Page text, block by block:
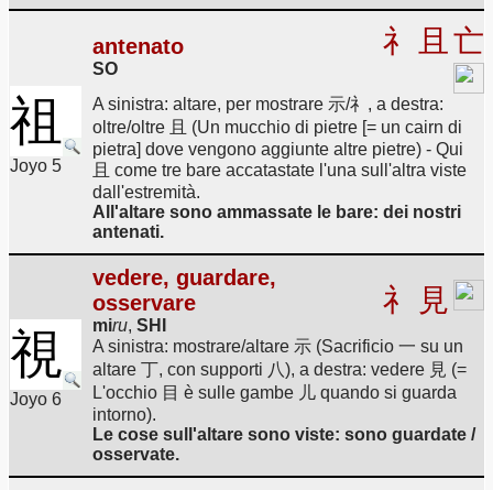
祖
Joyo 5
antenato
SO
礻 且 亡
A sinistra: altare, per mostrare 示/礻, a destra:
oltre/oltre 且 (Un mucchio di pietre [= un cairn di
pietra] dove vengono aggiunte altre pietre) - Qui
且 come tre bare accatastate l'una sull'altra viste
dall'estremità.
All'altare sono ammassate le bare: dei nostri
antenati.
視
Joyo 6
vedere, guardare,
osservare
miru, SHI
礻 見
A sinistra: mostrare/altare 示 (Sacrificio 一 su un
altare 丁, con supporti 八), a destra: vedere 見 (=
L'occhio 目 è sulle gambe 儿 quando si guarda
intorno).
Le cose sull'altare sono viste: sono guardate /
osservate.